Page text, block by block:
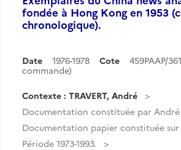
fondée à Hong Kong en 1953
chronologique).
Date 1976-1978 Cote
459PAAP/
commande)
Contexte : TRAVERT, André
Documentation constituée par
Documentation papier constituée sur
Période 1973-1993.